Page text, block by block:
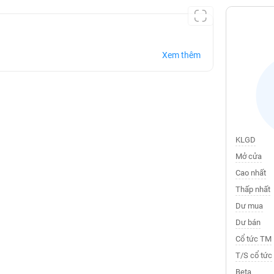
Xem thêm
KLGD
Mở cửa
Cao nhất
Thấp nhất
Dư mua
Dư bán
Cổ tức TM
T/S cổ tức
Beta